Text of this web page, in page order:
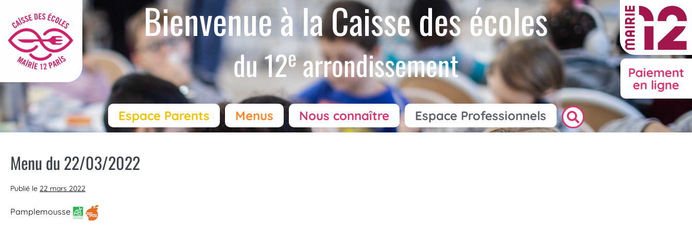
Bienvenue à la Caisse des écoles
du 12earrondissement
Paiement
en ligne
Espace Parents
Menus Nous connaître Espace Professionnels
Menu du 22/03/2022
Publié le 22 mars 2022
Pamplemousse